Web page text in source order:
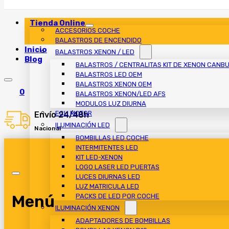
Tienda Online
ACCESORIOS COCHE
BALASTROS DE ENCENDIDO
BALASTROS XENON / LED
BALASTROS / CENTRALITAS KIT DE XENON
BALASTROS LED OEM
BALASTROS XENON OEM
BALASTROS XENON/LED AFS
MODULOS LUZ DIURNA
ECU MOTOR
ILUMINACIÓN LED
BOMBILLAS LED COCHE
INTERMITENTES LED
KIT LED-XENON
LOGO LASER LED PUERTAS
LUCES DIURNAS LED
LUZ MATRICULA LED
PACKS DE LED POR COCHE
ILUMINACIÓN XENON
ADAPTADORES DE BOMBILLAS
Inicio
Blog
0
Envío 24/48h
Nacional
Menú